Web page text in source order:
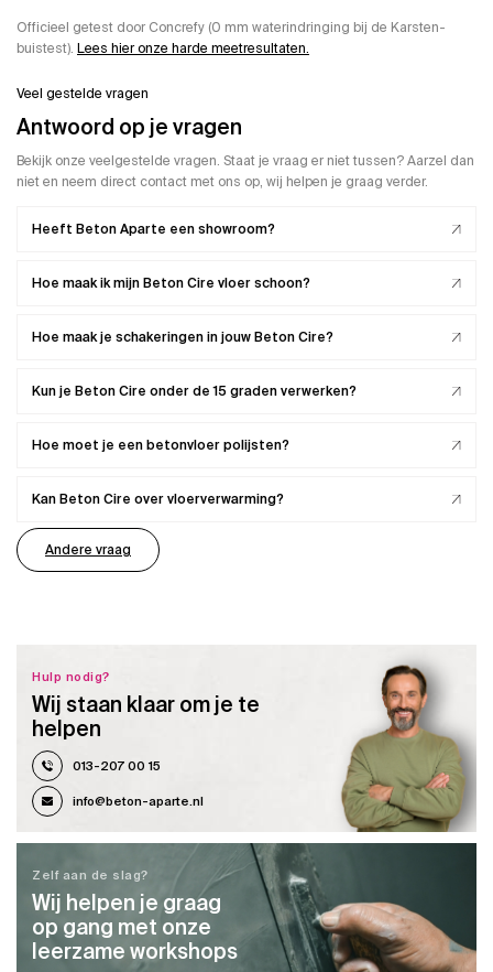
Officieel getest door Concrefy (0 mm waterindringing bij de Karsten-
buistest). Lees hier onze harde meetresultaten.
Veel gestelde vragen
Antwoord op je vragen
Bekijk onze veelgestelde vragen. Staat je vraag er niet tussen? Aarzel dan
niet en neem direct contact met ons op, wij helpen je graag verder.
Heeft Beton Aparte een showroom?
Hoe maak ik mijn Beton Cire vloer schoon?
Hoe maak je schakeringen in jouw Beton Cire?
Kun je Beton Cire onder de 15 graden verwerken?
Hoe moet je een betonvloer polijsten?
Kan Beton Cire over vloerverwarming?
Andere vraag
Hulp nodig?
Wij staan klaar om je te
helpen
013-207 00 15
info@beton-aparte.nl
Zelf aan de slag?
Wij helpen je graag
op gang met onze
leerzame workshops